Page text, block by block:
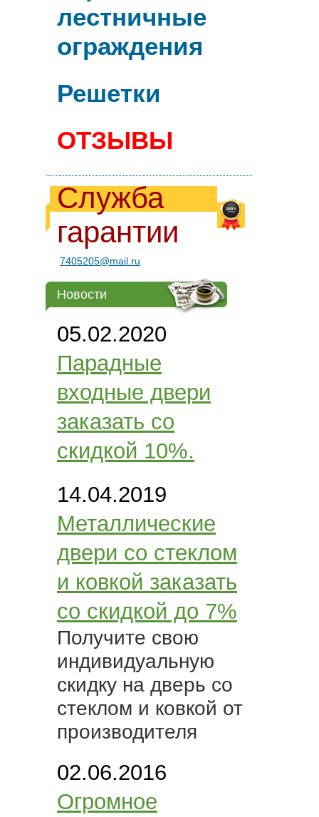
лестничные
ограждения
Решетки
ОТЗЫВЫ
Служба
гарантии
7405205@mail.ru
Новости
05.02.2020
Парадные
входные двери
заказать со
скидкой 10%.
14.04.2019
Металлические
двери со стеклом
и ковкой заказать
со скидкой до 7%
Получите свою
индивидуальную
скидку на дверь со
стеклом и ковкой от
производителя
02.06.2016
Огромное